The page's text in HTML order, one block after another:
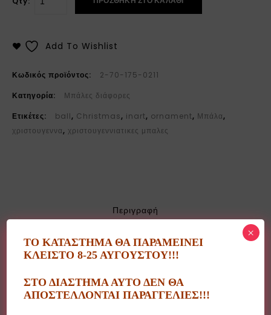
Add To Wishlist
Κωδικός προϊόντος:
2-70-175-0211
Κατηγορία:
Μπάλες διάφορες
Ετικέτες:
ball, Christmas, inart, ornament, Μπάλα,
χριστουγεννα, χριστουγεννιατικες μπαλες
Περιγραφή
Χριστουγεννιάτικη πλαστική μπάλα μαύρη ανάγλυφη.
Inart 2-70-175-0211
ΤΟ ΚΑΤΑΣΤΗΜΑ ΘΑ ΠΑΡΑΜΕΙΝΕΙ
ΚΛΕΙΣΤΟ 8-25 ΑΥΓΟΥΣΤΟΥ!!!
ΣΤΟ ΔΙΑΣΤΗΜΑ ΑΥΤΟ ΔΕΝ ΘΑ
ΑΠΟΣΤΕΛΛΟΝΤΑΙ ΠΑΡΑΓΓΕΛΙΕΣ!!!
×